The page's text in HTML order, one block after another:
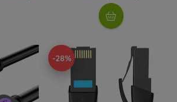
-28%